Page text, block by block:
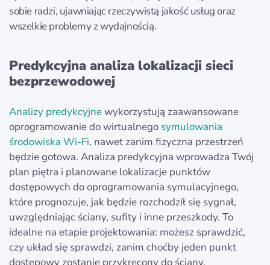
sobie radzi, ujawniając rzeczywistą jakość usług oraz
wszelkie problemy z wydajnością.
Predykcyjna analiza lokalizacji sieci
bezprzewodowej
Analizy predykcyjnewykorzystują zaawansowane
oprogramowanie do wirtualnego symulowania
środowiska Wi‑Fi, nawet zanim fizyczna przestrzeń
będzie gotowa. Analiza predykcyjna wprowadza Twój
plan piętra i planowane lokalizacje punktów
dostępowych do oprogramowania symulacyjnego,
które prognozuje, jak będzie rozchodził się sygnał,
uwzględniając ściany, sufity i inne przeszkody. To
idealne na etapie projektowania: możesz sprawdzić,
czy układ się sprawdzi, zanim choćby jeden punkt